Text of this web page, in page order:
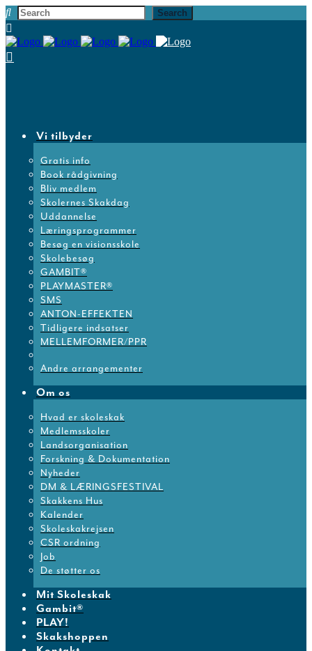
Vi tilbyder
Gratis info
Book rådgivning
Bliv medlem
Skolernes Skakdag
Uddannelse
Læringsprogrammer
Besøg en visionsskole
Skolebesøg
GAMBIT®
PLAYMASTER®
SMS
ANTON-EFFEKTEN
Tidligere indsatser
MELLEMFORMER/PPR
Andre arrangementer
Om os
Hvad er skoleskak
Medlemsskoler
Landsorganisation
Forskning & Dokumentation
Nyheder
DM & LÆRINGSFESTIVAL
Skakkens Hus
Kalender
Skoleskakrejsen
CSR ordning
Job
De støtter os
Mit Skoleskak
Gambit®
PLAY!
Skakshoppen